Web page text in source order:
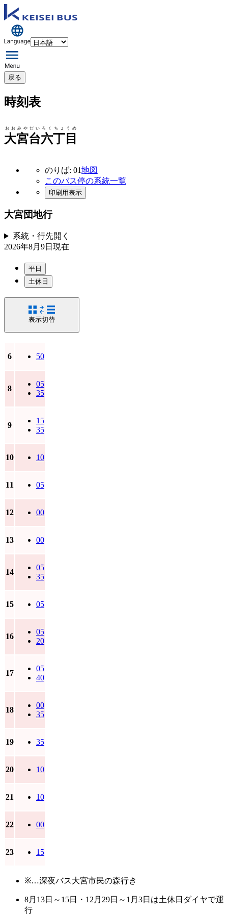
戻る
時刻表
大宮台六丁目
おおみやだいろくちょうめ
のりば: 01地図
このバス停の系統一覧
印刷用表示
大宮団地行
系統・行先開く
2026年8月9日 現在
平日
土休日
表示切替
6 50
8
05
35
9
15
35
10 10
11 05
12 00
13 00
14
05
35
15 05
16
05
20
17
05
40
18
00
35
19 35
20 10
21 10
22 00
23 15
※…深夜バス大宮市民の森行き
8月13日～15日・12月29日～1月3日は土休日ダイヤで運
行